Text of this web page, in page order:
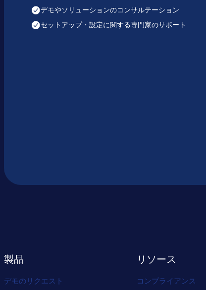
デモやソリューションのコンサルテーション
セットアップ・設定に関する専門家のサポート
製品
デモのリクエスト
リソース
コンプライアンス